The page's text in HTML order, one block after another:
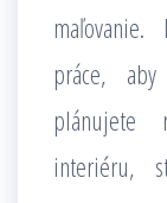
práce,
plánujete
interiéru,